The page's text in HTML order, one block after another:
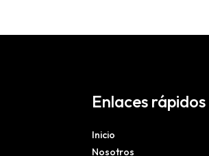
Enlaces rápidos
Inicio
Nosotros